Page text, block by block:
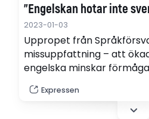
"Engelskan hotar inte
2023-01-03
Uppropet från
missuppfattning – att
engelska minskar
behärskar ett andra språk
bättre på sitt första språk,
Expressen